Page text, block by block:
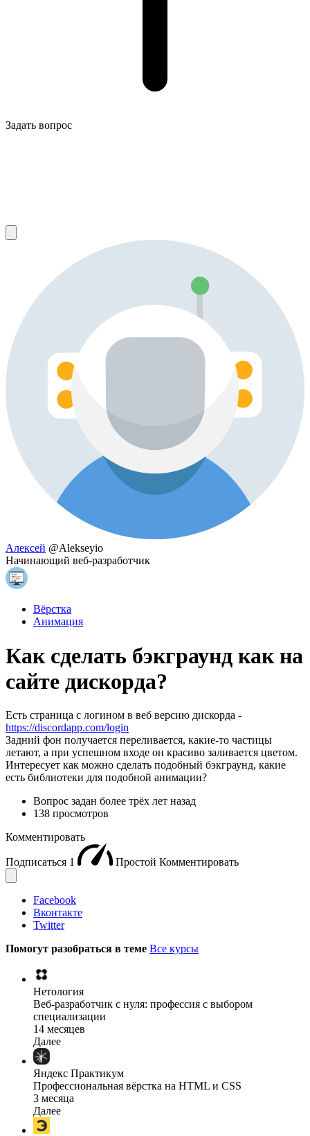
Задать вопрос
Алексей @Alekseyio
Начинающий веб-разработчик
Вёрстка
Анимация
Как сделать бэкграунд как на
сайте дискорда?
Есть страница с логином в веб версию дискорда -
https://discordapp.com/login
Задний фон получается переливается, какие-то частицы
летают, а при успешном входе он красиво заливается цветом.
Интересует как можно сделать подобный бэкграунд, какие
есть библиотеки для подобной анимации?
Вопрос задан более трёх лет назад
138 просмотров
Комментировать
Подписаться 1 Простой Комментировать
Facebook
Вконтакте
Twitter
Помогут разобраться в теме Все курсы
Нетология
Веб-разработчик с нуля: профессия с выбором
специализации
14 месяцев
Далее
Яндекс Практикум
Профессиональная вёрстка на HTML и CSS
3 месяца
Далее